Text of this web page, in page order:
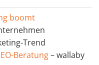
boomt
Trend
Beratung– wallaby